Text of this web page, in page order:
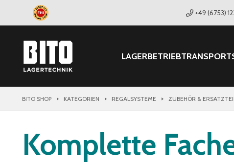
+49 (6753)
LAGERBETRIEBTRANSPORT
BITO SHOP KATEGORIEN REGALSYSTEME ZUBEHÖR &
Komplette